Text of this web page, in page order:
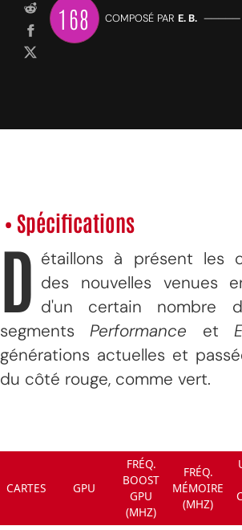
168 COMPOSÉ PAR E. B. —————
• Spécifications
D étaillons à présent les
des nouvelles venues
d'un certain nombre
segmentsPerformance et
générations actuelles et
du côté rouge, comme vert.
CARTES GPU
FRÉQ.
BOOST
GPU
(MHZ)
FRÉQ.
MÉMOIRE
(MHZ)